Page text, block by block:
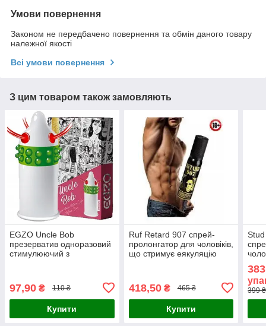
Умови повернення
Законом не передбачено повернення та обмін даного товару
належної якості
Всі умови повернення
З цим товаром також замовляють
EGZO Uncle Bob
презерватив одноразовий
стимулюючий з
97,90 ₴ 110 ₴
Купити
Ruf Retard 907 спрей-
пролонгатор для чоловіків,
що стримує еякуляцію
418,50₴ 465 ₴
Купити
до
399